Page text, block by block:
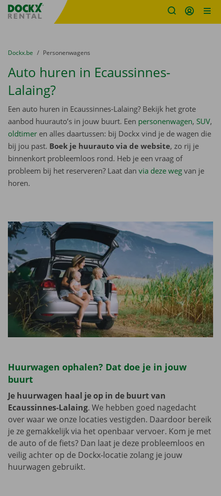
Fratello DEMO
U bevindt zich hier:
van
Dockx.be naar
Personenwagens
Auto huren in Ecaussinnes-
Lalaing?
Een auto huren in Ecaussinnes-Lalaing? Bekijk het grote
aanbod huurauto’s in jouw buurt. Een personenwagen, SUV,
oldtimer en alles daartussen: bij Dockx vind je de wagen die
bij jou past. Boek je huurauto via de website, zo rij je
binnenkort probleemloos rond. Heb je een vraag of
probleem bij het reserveren? Laat dan via deze weg van je
horen.
Huurwagen ophalen? Dat doe je in jouw
buurt
Je huurwagen haal je op in de buurt van
Ecaussinnes-Lalaing. We hebben goed nagedacht
over waar we onze locaties vestigden. Daardoor bereik
je ze gemakkelijk via het openbaar vervoer. Kom je met
de auto of de fiets? Dan laat je deze probleemloos en
veilig achter op de Dockx-locatie zolang je jouw
huurwagen gebruikt.